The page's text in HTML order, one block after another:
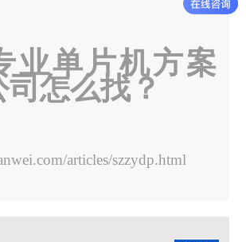
业单片机方案
司怎么找？
articles/szzydp.html